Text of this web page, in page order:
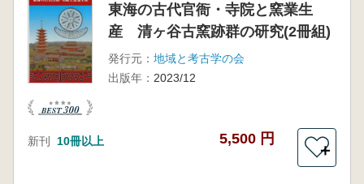
東海の古代官衙・寺院と窯業生
産 清ヶ谷古窯跡群の研究(2冊組)
発行元： 地域と考古学の会
出版年： 2023/12
新刊 10冊以上 5,500 円
＋